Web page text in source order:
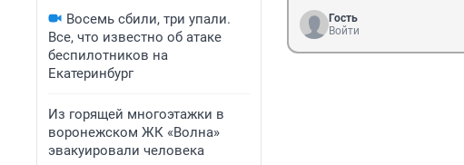
Восемь сбили, три упали.
Все, что известно об атаке
беспилотников на
Екатеринбург
Из горящей многоэтажки в
воронежском ЖК «Волна»
эвакуировали человека
Гость
Войти